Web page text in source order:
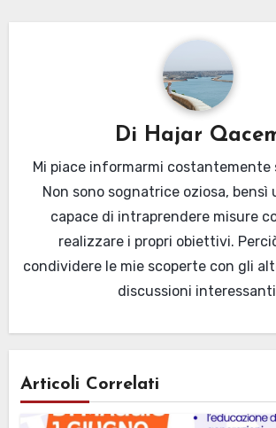
Di Hajar
Mi piace informarmi
Non sono sognatrice oziosa, bensì
capace di intraprendere misure
realizzare i propri obiettivi.
condividere le mie scoperte con gli
discussioni
Articoli Correlati